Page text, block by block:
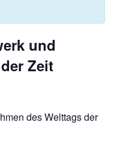
und
Zeit
des Welttags der